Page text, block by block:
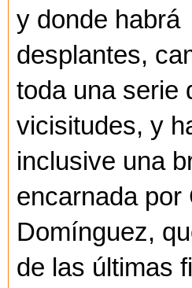
y donde habrá
desplantes,
toda una serie
vicisitudes, y
inclusive una
encarnada por
Domínguez,
de las últimas